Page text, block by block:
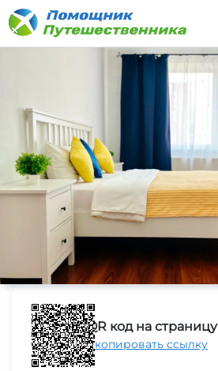
QR код на страницу
Скопировать ссылку